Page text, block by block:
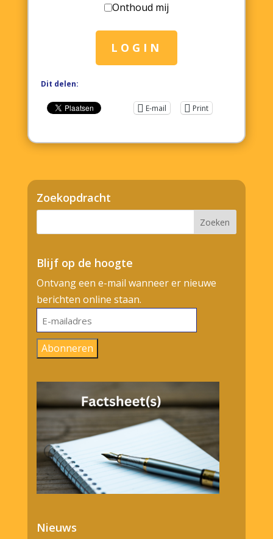
Onthoud mij
LOGIN
Dit delen:
E-mail Print
Zoekopdracht
Blijf op de hoogte
Ontvang een e-mail wanneer er nieuwe
berichten online staan.
E-
mailadres
Abonneren
Nieuws